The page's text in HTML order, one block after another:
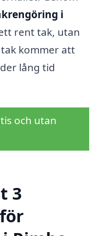
i
rent tak, utan
kommer att
lång tid
och utan
3